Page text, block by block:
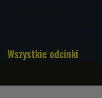
Wszystkie odcinki